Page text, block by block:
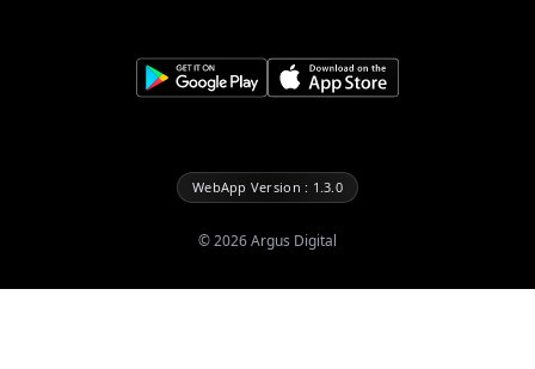
WebApp Version : 1.3.0
©2026Argus Digital